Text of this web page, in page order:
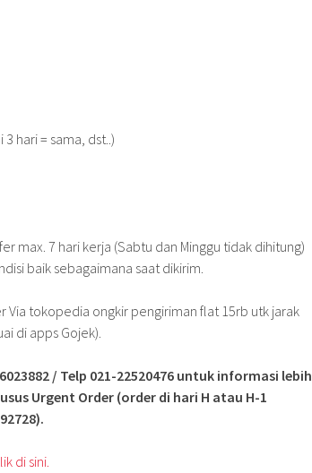
hari = sama, dst..)
max. 7 hari kerja (Sabtu dan Minggu tidak dihitung)
baik sebagaimana saat dikirim.
Via tokopedia ongkir pengiriman flat 15rb utk jarak
di apps Gojek).
/ Telp 021-22520476 untuk informasi lebih
Urgent Order (order di hari H atau H-1
di sini.